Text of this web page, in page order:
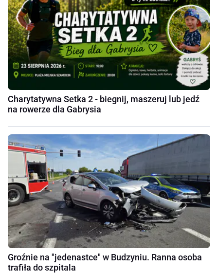
Charytatywna Setka 2 - biegnij, maszeruj lub jedź
na rowerze dla Gabrysia
Groźnie na "jedenastce" w Budzyniu. Ranna osoba
trafiła do szpitala